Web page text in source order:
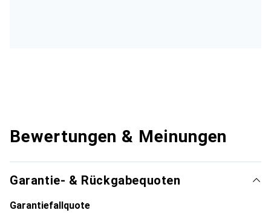
Bewertungen & Meinungen
Garantie- & Rückgabequoten
Garantiefallquote